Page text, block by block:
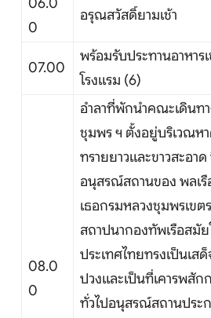
0
อรุณสวัสดิ์ยามเช้า
07.00
พร้อมรับประทานอาหาร
โรงแรม (6)
08.0
0
อำลาที่พักนำคณะเดินท
ชุมพร ฯ ตั้งอยู่บริเวณห
ทรายยาวและขาวสะอา
อนุสรณ์สถานของ พลเรื
เธอกรมหลวงชุมพรเข
สถาปนากองทัพเรือสมั
ประเทศไทยทรงเป็นเส
ปวงและเป็นที่เคารพสัก
ทั่วไปอนุสรณ์สถานประ